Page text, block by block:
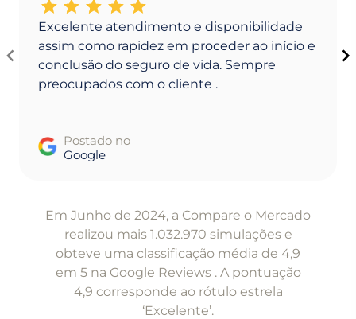
Excelente atendimento e disponibilidade
assim como rapidez em proceder ao início e
conclusão do seguro de vida. Sempre
preocupados com o cliente .
Postado no
Google
Em Junho de 2024, a Compare o Mercado
realizou mais 1.032.970 simulações e
obteve uma classificação média de 4,9
em 5 na Google Reviews . A pontuação
4,9 corresponde ao rótulo estrela
‘Excelente’.